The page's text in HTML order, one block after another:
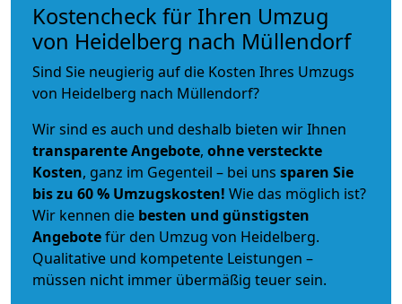
Kostencheck für Ihren Umzug
von Heidelberg nach Müllendorf
Sind Sie neugierig auf die Kosten Ihres Umzugs
von Heidelberg nach Müllendorf?
Wir sind es auch und deshalb bieten wir Ihnen
transparente Angebote, ohne versteckte
Kosten, ganz im Gegenteil – bei uns sparen Sie
bis zu 60 % Umzugskosten! Wie das möglich ist?
Wir kennen die besten und günstigsten
Angebotefür den Umzug von Heidelberg.
Qualitative und kompetente Leistungen –
müssen nicht immer übermäßig teuer sein.